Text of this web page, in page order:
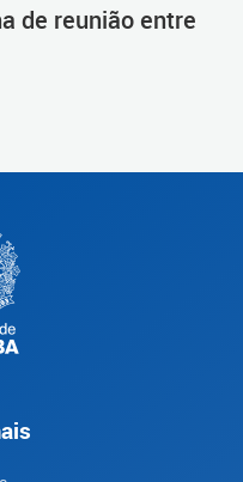
de reunião entre